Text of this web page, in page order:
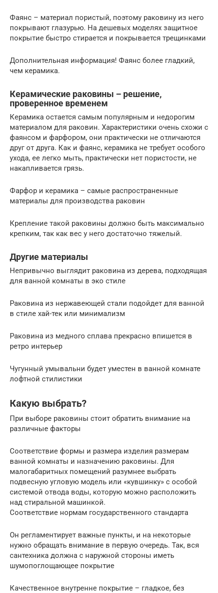
Фаянс – материал пористый, поэтому раковину из него
покрывают глазурью. На дешевых моделях защитное
покрытие быстро стирается и покрывается трещинками
Дополнительная информация! Фаянс более гладкий,
чем керамика.
Керамические раковины – решение,
проверенное временем
Керамика остается самым популярным и недорогим
материалом для раковин. Характеристики очень схожи с
фаянсом и фарфором, они практически не отличаются
друг от друга. Как и фаянс, керамика не требует особого
ухода, ее легко мыть, практически нет пористости, не
накапливается грязь.
Фарфор и керамика – самые распространенные
материалы для производства раковин
Крепление такой раковины должно быть максимально
крепким, так как вес у него достаточно тяжелый.
Другие материалы
Непривычно выглядит раковина из дерева, подходящая
для ванной комнаты в эко стиле
Раковина из нержавеющей стали подойдет для ванной
в стиле хай-тек или минимализм
Раковина из медного сплава прекрасно впишется в
ретро интерьер
Чугунный умывальни будет уместен в ванной комнате
лофтной стилистики
Какую выбрать?
При выборе раковины стоит обратить внимание на
различные факторы
Соответствие формы и размера изделия размерам
ванной комнаты и назначению раковины. Для
малогабаритных помещений разумнее выбрать
подвесную угловую модель или «кувшинку» с особой
системой отвода воды, которую можно расположить
над стиральной машинкой.
Соответствие нормам государственного стандарта
Он регламентирует важные пункты, и на некоторые
нужно обращать внимание в первую очередь. Так, вся
сантехника должна с наружной стороны иметь
шумопоглощающее покрытие
Качественное внутренне покрытие – гладкое, без